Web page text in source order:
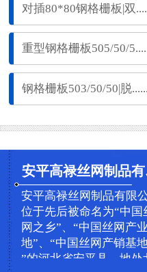
对插80*80钢格栅板|双
重型钢格栅板505/50/
钢格栅板503/50/50|脱......
安平高禄丝网制品有限
位于先后被命名为“中国
网之乡”、“中国丝网产
地”、“中国丝网产销基
”的河北省安平县，地处